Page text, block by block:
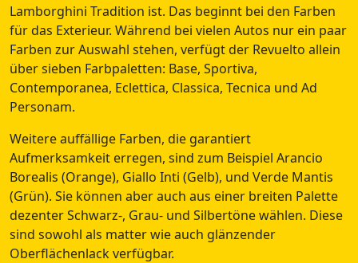
Lamborghini Tradition ist. Das beginnt bei den Farben
für das Exterieur. Während bei vielen Autos nur ein paar
Farben zur Auswahl stehen, verfügt der Revuelto allein
über sieben Farbpaletten: Base, Sportiva,
Contemporanea, Eclettica, Classica, Tecnica und Ad
Personam.
Weitere auffällige Farben, die garantiert
Aufmerksamkeit erregen, sind zum Beispiel Arancio
Borealis (Orange), Giallo Inti (Gelb), und Verde Mantis
(Grün). Sie können aber auch aus einer breiten Palette
dezenter Schwarz-, Grau- und Silbertöne wählen. Diese
sind sowohl als matter wie auch glänzender
Oberflächenlack verfügbar.